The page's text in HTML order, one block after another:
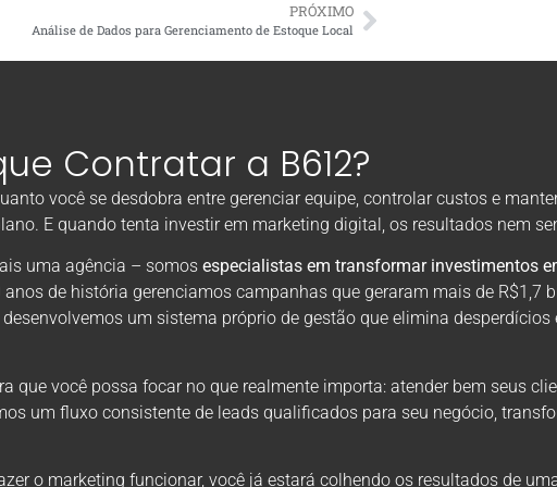
PRÓXIMO
Análise de Dados para Gerenciamento de Estoque Local
Contratar a B612?
você se desdobra entre gerenciar equipe, controlar custos e
E quando tenta investir em marketing digital, os resultados nem
uma agência – somos especialistas em transformar investimentos
de história gerenciamos campanhas que geraram mais de R$1,7
um sistema próprio de gestão que elimina
que você possa focar no que realmente importa: atender bem seus
um fluxo consistente de leads qualificados para seu negócio,
o marketing funcionar, você já estará colhendo os resultados de